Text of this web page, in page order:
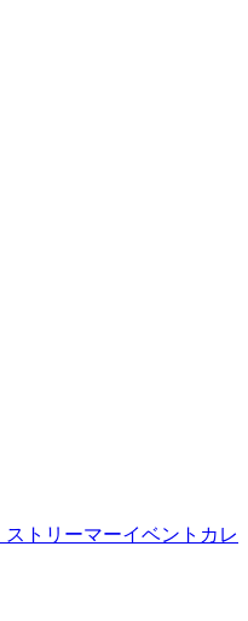
トリーマーイベントカレ